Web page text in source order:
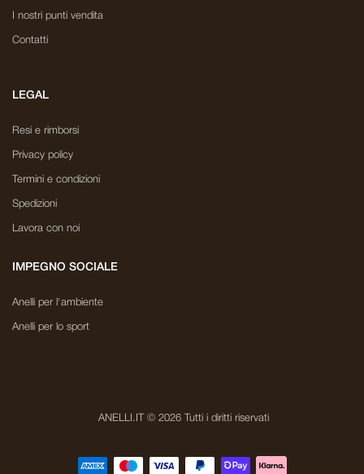
I nostri punti vendita
Contatti
LEGAL
Resi e rimborsi
Privacy policy
Termini e condizioni
Spedizioni
Lavora con noi
IMPEGNO SOCIALE
Anelli per l'ambiente
Anelli per lo sport
ANELLI.IT © 2026 Tutti i diritti riservati